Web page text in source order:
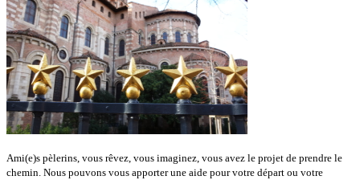
Ami(e)s pèlerins, vous rêvez, vous imaginez, vous avez le projet de prendre le
chemin. Nous pouvons vous apporter une aide pour votre départ ou votre